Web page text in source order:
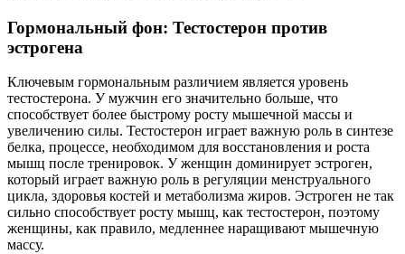
Гормональный фон: Тестостерон против
эстрогена
Ключевым гормональным различием является уровень
тестостерона. У мужчин его значительно больше, что
способствует более быстрому росту мышечной массы и
увеличению силы. Тестостерон играет важную роль в синтезе
белка, процессе, необходимом для восстановления и роста
мышц после тренировок. У женщин доминирует эстроген,
который играет важную роль в регуляции менструального
цикла, здоровья костей и метаболизма жиров. Эстроген не так
сильно способствует росту мышц, как тестостерон, поэтому
женщины, как правило, медленнее наращивают мышечную
массу.